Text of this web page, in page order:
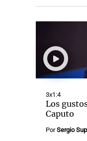
3x1:4
Los
Caputo
PorSergio